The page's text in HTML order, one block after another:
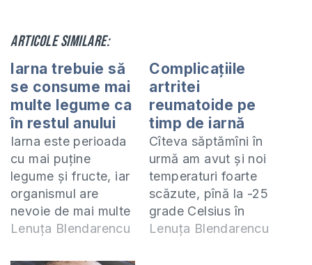
Articole similare:
Iarna trebuie să
se consume mai
multe legume ca
în restul anului
Iarna este perioada
cu mai puține
legume și fructe, iar
organismul are
nevoie de mai multe
vitamine pentru a
Lenuța Blendarencu
Complicațiile
artritei
reumatoide pe
timp de iarnă
Cîteva săptămîni în
urmă am avut și noi
temperaturi foarte
scăzute, pînă la -25
grade Celsius în
nordul țării. O dată
Lenuța Blendarencu